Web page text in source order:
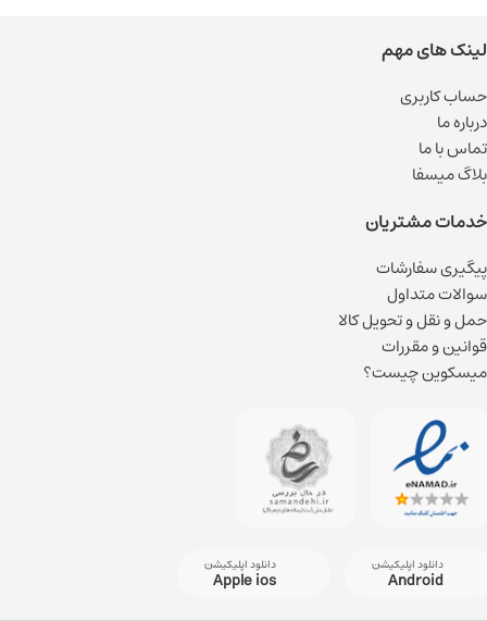
لینک های مهم
حساب کاربری
درباره ما
تماس با ما
بلاگ میسفا
خدمات مشتریان
پیگیری سفارشات
سوالات متداول
حمل و نقل و تحویل کالا
قوانین و مقررات
میسکوین چیست؟
دانلود اپلیکیشن
Android
دانلود اپلیکیشن
Apple ios